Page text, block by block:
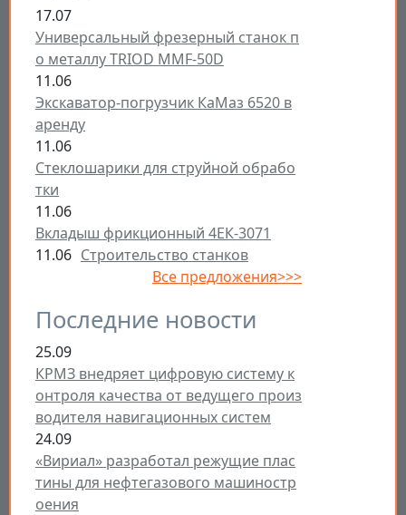
17.07
Универсальный фрезерный станок п
о металлу TRIOD MMF-50D
11.06
Экскаватор-погрузчик КаМаз 6520 в
аренду
11.06
Стеклошарики для струйной обрабо
тки
11.06
Вкладыш фрикционный 4ЕК-3071
11.06 Строительство станков
Все предложения>>>
Последние новости
25.09
КРМЗ внедряет цифровую систему к
онтроля качества от ведущего произ
водителя навигационных систем
24.09
«Вириал» разработал режущие плас
тины для нефтегазового машиностр
оения